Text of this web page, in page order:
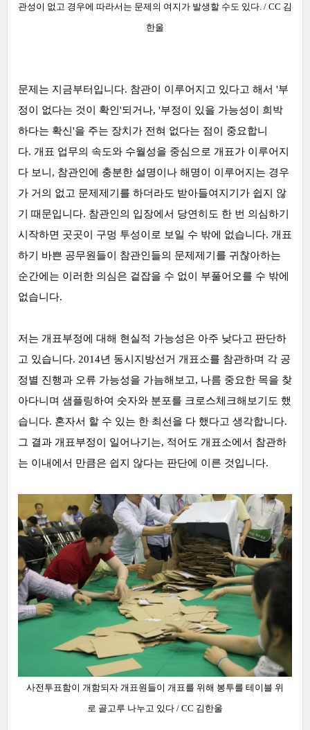
관성이 없고 경우에 따라서는 문제의 여지가 발생할 수도 있다. / CC 김
한울
문제는 지금부터입니다. 참관이 이루어지고 있다고 해서 '부
정이 없다는 것이 확인'되거나, '부정이 있을 가능성이 희박
하다는 확신'을 주는 장치가 전혀 없다는 점이 중요합니
다. 개표 업무의 속도와 수월성을 중심으로 개표가 이루어지
다 보니, 참관인에 충분한 설명이나 해명이 이루어지는 경우
가 거의 없고 문제제기를 하더라도 받아들여지기가 쉽지 않
기 때문입니다. 참관인의 입장에서 당연히도 한 번 의심하기
시작하면 곳곳이 구멍 투성이로 보일 수 밖에 없습니다. 개표
하기 바쁜 공무원들이 참관인들의 문제제기를 귀찮아하는
순간에는 이러한 의심은 겉잡을 수 없이 부풀어오를 수 밖에
없습니다.
저는 개표부정에 대해 현실적 가능성은 아주 낮다고 판단하
고 있습니다. 2014년 동시지방선거 개표소를 참관하며 각 공
정별 진행과 오류 가능성을 가늠해보고, 나름 중요한 목을 찾
아다니며 샘플링하여 숫자와 분포를 크로스체크해보기도 했
습니다. 혼자서 할 수 있는 한 최선을 다 했다고 생각합니다.
그 결과 개표부정이 일어나기는, 적어도 개표소에서 참관하
는 이내에서 만큼은 쉽지 않다는 판단에 이른 것입니다.
사전투표함이 개함되자 개표원들이 개표를 위해 봉투를 테이블 위
로 골고루 나누고 있다 / CC 김한울